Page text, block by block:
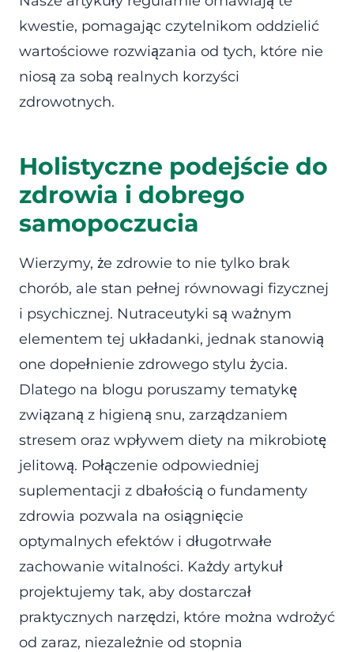
kwestie, pomagając czytelnikom oddzielić
wartościowe rozwiązania od tych, które nie
niosą za sobą realnych korzyści
zdrowotnych.
Holistyczne podejście do
zdrowia i dobrego
samopoczucia
Wierzymy, że zdrowie to nie tylko brak
chorób, ale stan pełnej równowagi fizycznej
i psychicznej. Nutraceutyki są ważnym
elementem tej układanki, jednak stanowią
one dopełnienie zdrowego stylu życia.
Dlatego na blogu poruszamy tematykę
związaną z higieną snu, zarządzaniem
stresem oraz wpływem diety na mikrobiotę
jelitową. Połączenie odpowiedniej
suplementacji z dbałością o fundamenty
zdrowia pozwala na osiągnięcie
optymalnych efektów i długotrwałe
zachowanie witalności. Każdy artykuł
projektujemy tak, aby dostarczał
praktycznych narzędzi, które można wdrożyć
od zaraz, niezależnie od stopnia